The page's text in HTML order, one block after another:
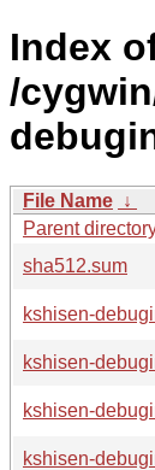
Index
/
File Name ↓
Parent
sha512.sum
kshisen-
kshisen-
kshisen-
kshisen-